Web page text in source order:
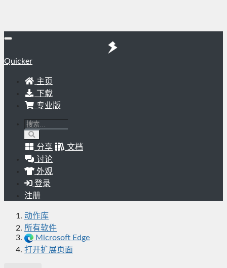
Quicker
主页
下载
专业版
分享
文档
讨论
外观
登录
注册
动作库
所有软件
Microsoft Edge
打开扩展页面